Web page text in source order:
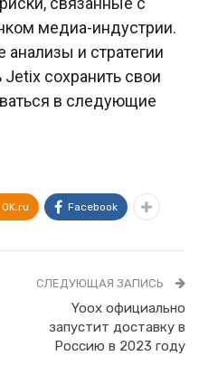
медиа-индустрии.
и стратегии
сохранить свои
в следующие
OK.ru Facebook
СЛЕДУЮЩАЯ ЗАПИСЬ
Yoox официально
запустит доставку в
Россию в 2023 году